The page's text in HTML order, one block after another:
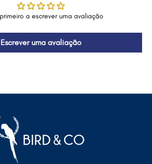
a escrever uma avaliação
Escrever uma avaliação